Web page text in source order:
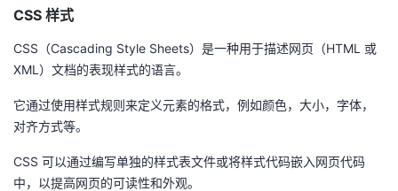
CSS 样式
CSS（Cascading Style Sheets）是一种用于描述网页（HTML 或
XML）文档的表现样式的语言。
它通过使用样式规则来定义元素的格式，例如颜色，大小，字体，
对齐方式等。
CSS 可以通过编写单独的样式表文件或将样式代码嵌入网页代码
中，以提高网页的可读性和外观。